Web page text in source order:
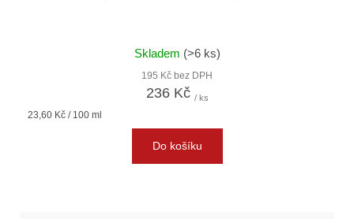
Skladem (>6 ks)
195 Kč bez DPH
236 Kč / ks
Měrná
23,60 Kč / 100 ml
Do košíku